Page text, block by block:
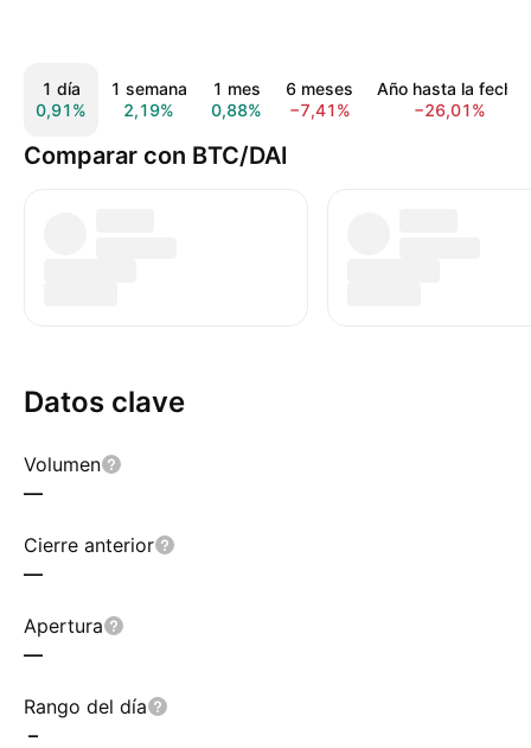
1 día
0,91%
1 semana
2,19%
1 mes
0,88%
6 meses
−7,41%
Año hasta la fecha
−26,01%
Comparar con BTC/DAI
Datos clave
Volumen
—
Cierre anterior
—
Apertura
—
Rango del día
–